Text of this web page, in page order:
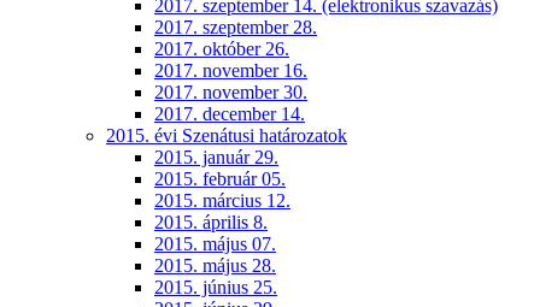
2017. szeptember 14. (elektronikus szavazás)
2017. szeptember 28.
2017. október 26.
2017. november 16.
2017. november 30.
2017. december 14.
2015. évi Szenátusi határozatok
2015. január 29.
2015. február 05.
2015. március 12.
2015. április 8.
2015. május 07.
2015. május 28.
2015. június 25.